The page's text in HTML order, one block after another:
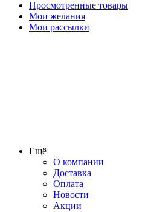
Просмотренные товары
Мои желания
Мои рассылки
Ещё
О компании
Доставка
Оплата
Новости
Акции